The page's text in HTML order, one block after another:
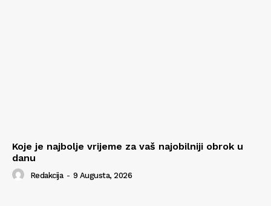
Koje je najbolje vrijeme za vaš najobilniji obrok u
danu
Redakcija - 9 Augusta, 2026